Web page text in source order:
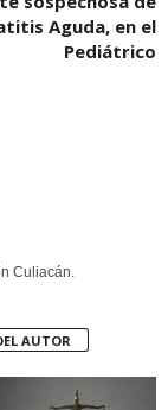
Aguda, en el
Pediátrico
Culiacán.
AUTOR